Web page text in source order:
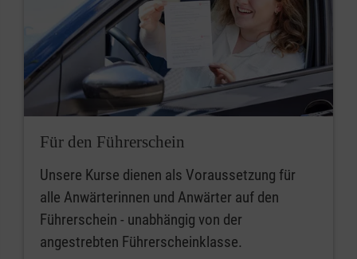
Für den Führerschein
Unsere Kurse dienen als Voraussetzung für
alle Anwärterinnen und Anwärter auf den
Führerschein - unabhängig von der
angestrebten Führerscheinklasse.